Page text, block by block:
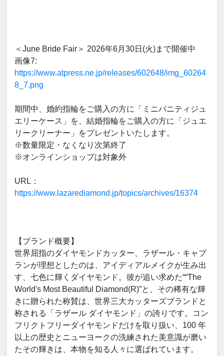
＜June Bride Fair＞ 2026年6月30日(火)まで開催中
画像7:
https://www.atpress.ne.jp/releases/602648/img_60264
8_7.png
期間中、婚約指輪をご購入の方に「ミニバニティジュ
エリーケース」を、結婚指輪をご購入の方に「ジュエ
リークリーナー」をプレゼントいたします。
※数量限定・なくなり次第終了
※オンラインショップは対象外
URL：
https://www.lazarediamond.jp/topics/archives/16374
【ブランド概要】
世界屈指のダイヤモンドカッター、ラザール・キャプ
ランが理想としたのは、アイディアルメイクが生み出
す、七色に輝くダイヤモンド。彼が追い求めた““The
World's Most Beautiful Diamond(R)”と、その稀有な輝
きに贈られた称賛は、世界三大カッターズブランドと
称される「ラザール ダイヤモンド」の誇りです。コン
フリクトフリーダイヤモンドだけを取り扱い、100 年
以上の歴史とニューヨークの洗練された美意識が磨い
たその輝きは、本物を知る人々に選ばれています。